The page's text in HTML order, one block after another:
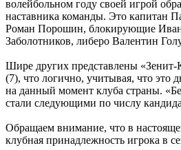
волейбольном году своей игрой
наставника команды. Это капитан
Роман Порошин, блокирующие
Заболотников, либеро Валентин
Шире других представлены
(7), что логично, учитывая, что это
на данный момент клуба страны.
стали следующими по числу
Обращаем внимание, что в
клубная принадлежность игрока в